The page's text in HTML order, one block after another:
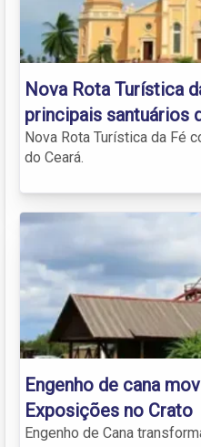
Nova Rota Turística
principais santuários
Nova Rota Turística da Fé
do Ceará.
Engenho de cana
Exposições no Crato
Engenho de Cana